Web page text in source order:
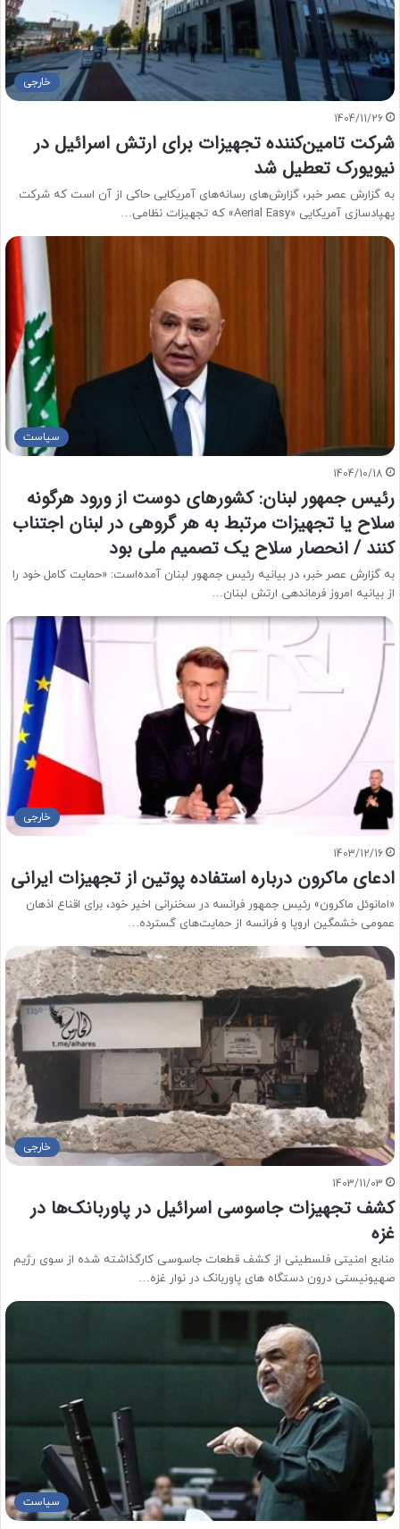
خارجی
1404/11/26
شرکت تامین‌کننده تجهیزات برای ارتش اسرائیل در
نیویورک تعطیل شد
به گزارش عصر خبر، گزارش‌های رسانه‌های آمریکایی حاکی از آن است که شرکت
پهپادسازی آمریکایی «Aerial Easy» که تجهیزات نظامی…
سیاست
1404/10/18
رئیس جمهور لبنان: کشورهای دوست از ورود هرگونه
سلاح یا تجهیزات مرتبط به هر گروهی در لبنان اجتناب
کنند / انحصار سلاح یک تصمیم ملی بود
به گزارش عصر خبر، در بیانیه رئیس جمهور لبنان آمده‌است: «حمایت کامل خود را
از بیانیه امروز فرماندهی ارتش لبنان…
خارجی
1403/12/16
ادعای ماکرون درباره استفاده پوتین از تجهیزات ایرانی
«امانوئل ماکرون» رئیس جمهور فرانسه در سخنرانی اخیر خود، برای اقناع اذهان
عمومی خشمگین اروپا و فرانسه از حمایت‌های گسترده…
خارجی
1403/11/03
کشف تجهیزات جاسوسی اسرائیل در پاوربانک‌ها در
غزه
منابع امنیتی فلسطینی از کشف قطعات جاسوسی کارگذاشته شده از سوی رژیم
صهیونیستی درون دستگاه های پاوربانک در نوار غزه…
سیاست